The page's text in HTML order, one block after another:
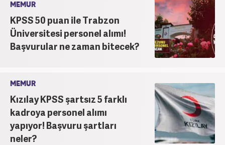
MEMUR
KPSS 50 puan ile Trabzon
Üniversitesi personel alımı!
Başvurular ne zaman bitecek?
MEMUR
Kızılay KPSS şartsız 5 farklı
kadroya personel alımı
yapıyor! Başvuru şartları
neler?